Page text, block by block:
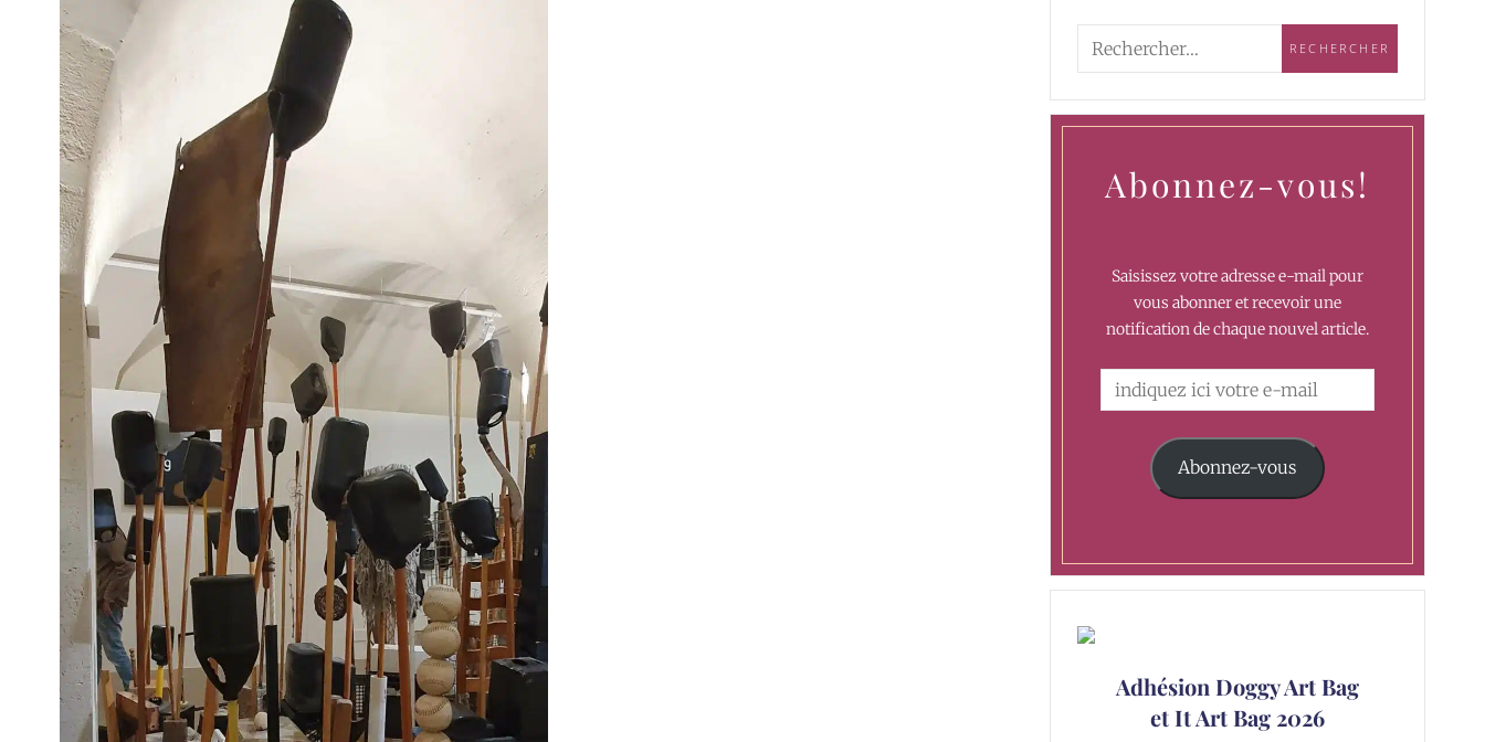
Abonnez-vous!
Saisissez votre adresse e-mail pour
vous abonner et recevoir une
notification de chaque nouvel article.
Abonnez-vous
Adhésion Doggy Art Bag
et It Art Bag 2026